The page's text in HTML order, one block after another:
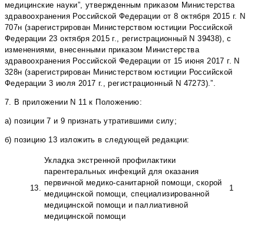
медицинские науки”, утвержденным приказом Министерства
здравоохранения Российской Федерации от 8 октября 2015 г. N
707н (зарегистрирован Министерством юстиции Российской
Федерации 23 октября 2015 г., регистрационный N 39438), с
изменениями, внесенными приказом Министерства
здравоохранения Российской Федерации от 15 июня 2017 г. N
328н (зарегистрирован Министерством юстиции Российской
Федерации 3 июля 2017 г., регистрационный N 47273).”.
7. В приложении N 11 к Положению:
а) позиции 7 и 9 признать утратившими силу;
б) позицию 13 изложить в следующей редакции:
13.
Укладка экстренной профилактики
парентеральных инфекций для оказания
первичной медико-санитарной помощи, скорой
медицинской помощи, специализированной
медицинской помощи и паллиативной
медицинской помощи
1